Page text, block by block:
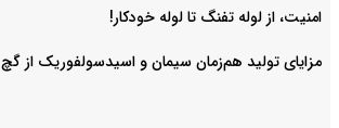
امنیت، از لوله تفنگ تا ‌لوله خودکار!
مزایای تولید هم‌زمان سیمان و اسیدسولفوریک از گچ